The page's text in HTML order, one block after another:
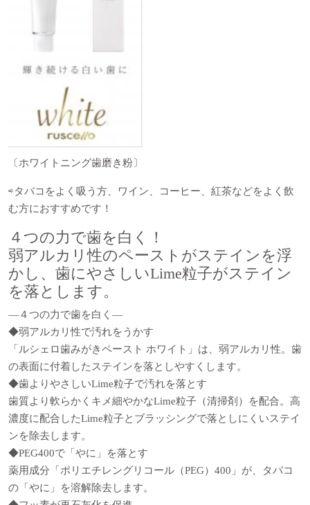
〔ホワイトニング歯磨き粉〕
⇨タバコをよく吸う方、ワイン、コーヒー、紅茶などをよく飲
む方におすすめです！
４つの力で歯を白く！
弱アルカリ性のペーストがステインを浮
かし、歯にやさしいLime粒子がステイン
を落とします。
―４つの力で歯を白く―
◆弱アルカリ性で汚れをうかす
「ルシェロ歯みがきペースト ホワイト」は、弱アルカリ性。歯
の表面に付着したステインを落としやすくします。
◆歯よりやさしいLime粒子で汚れを落とす
歯質より軟らかくキメ細やかなLime粒子（清掃剤）を配合。高
濃度に配合したLime粒子とブラッシングで落としにくいステイ
ンを除去します。
◆PEG400で「やに」を落とす
薬用成分「ポリエチレングリコール（PEG）400」が、タバコ
の「やに」を溶解除去します。